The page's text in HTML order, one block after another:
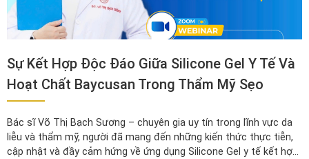
Sự Kết Hợp Độc Đáo Giữa Silicone Gel Y Tế Và
Hoạt Chất Baycusan Trong Thẩm Mỹ Sẹo
Bác sĩ Võ Thị Bạch Sương – chuyên gia uy tín trong lĩnh vực da
liễu và thẩm mỹ, người đã mang đến những kiến thức thực tiễn,
cập nhật và đầy cảm hứng về ứng dụng Silicone Gel y tế kết hợp